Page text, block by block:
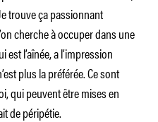
trouve ça passionnant
cherche à occuper dans une
l’aînée, a l’impression
plus la préférée. Ce sont
qui peuvent être mises en
de péripétie.